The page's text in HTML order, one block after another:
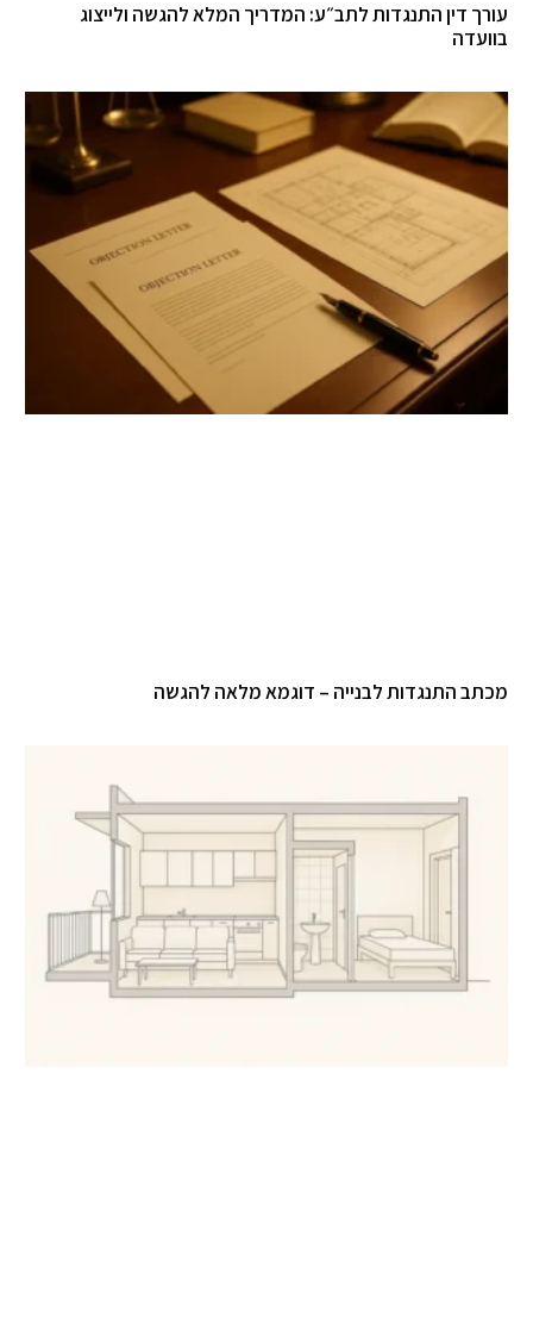
דין התנגדות לתב״ע: המדריך המלא להגשה ולייצוג
התנגדות לבנייה – דוגמא מלאה להגשה